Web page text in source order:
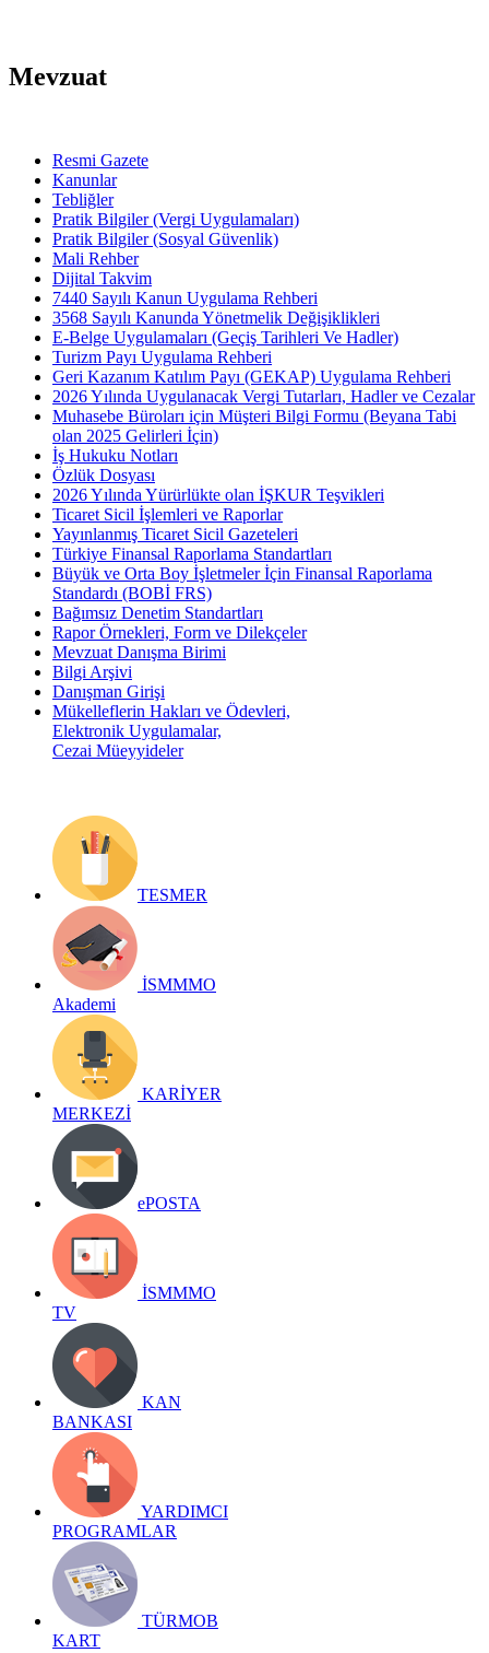
Mevzuat
Resmi Gazete
Kanunlar
Tebliğler
Pratik Bilgiler (Vergi Uygulamaları)
Pratik Bilgiler (Sosyal Güvenlik)
Mali Rehber
Dijital Takvim
7440 Sayılı Kanun Uygulama Rehberi
3568 Sayılı Kanunda Yönetmelik Değişiklikleri
E-Belge Uygulamaları (Geçiş Tarihleri Ve Hadler)
Turizm Payı Uygulama Rehberi
Geri Kazanım Katılım Payı (GEKAP) Uygulama Rehberi
2026 Yılında Uygulanacak Vergi Tutarları, Hadler ve Cezalar
Muhasebe Büroları için Müşteri Bilgi Formu (Beyana Tabi
olan 2025 Gelirleri İçin)
İş Hukuku Notları
Özlük Dosyası
2026 Yılında Yürürlükte olan İŞKUR Teşvikleri
Ticaret Sicil İşlemleri ve Raporlar
Yayınlanmış Ticaret Sicil Gazeteleri
Türkiye Finansal Raporlama Standartları
Büyük ve Orta Boy İşletmeler İçin Finansal Raporlama
Standardı (BOBİ FRS)
Bağımsız Denetim Standartları
Rapor Örnekleri, Form ve Dilekçeler
Mevzuat Danışma Birimi
Bilgi Arşivi
Danışman Girişi
Mükelleflerin Hakları ve Ödevleri,
Elektronik Uygulamalar,
Cezai Müeyyideler
TESMER
İSMMMO
Akademi
KARİYER
MERKEZİ
ePOSTA
İSMMMO
TV
KAN
BANKASI
YARDIMCI
PROGRAMLAR
TÜRMOB
KART